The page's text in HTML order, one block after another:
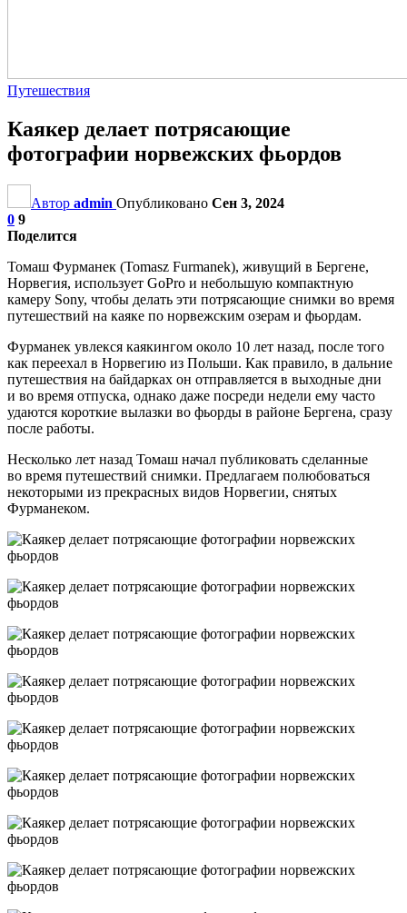
Путешествия
Каякер делает потрясающие
фотографии норвежских фьордов
Автор admin Опубликовано Сен 3, 2024
0 9
Поделится
Томаш Фурманек (Tomasz Furmanek), живущий в Бергене,
Норвегия, использует GoPro и небольшую компактную
камеру Sony, чтобы делать эти потрясающие снимки во время
путешествий на каяке по норвежским озерам и фьордам.
Фурманек увлекся каякингом около 10 лет назад, после того
как переехал в Норвегию из Польши. Как правило, в дальние
путешествия на байдарках он отправляется в выходные дни
и во время отпуска, однако даже посреди недели ему часто
удаются короткие вылазки во фьорды в районе Бергена, сразу
после работы.
Несколько лет назад Томаш начал публиковать сделанные
во время путешествий снимки. Предлагаем полюбоваться
некоторыми из прекрасных видов Норвегии, снятых
Фурманеком.